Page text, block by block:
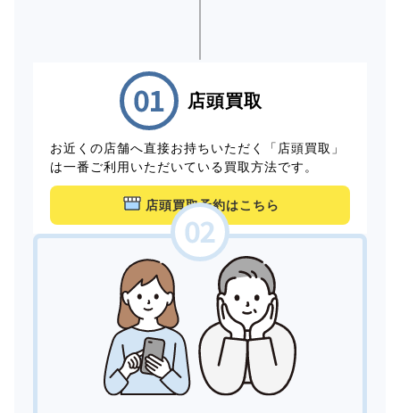
店頭買取
お近くの店舗へ直接お持ちいただく「店頭買取」
は一番ご利用いただいている買取方法です。
店頭買取予約はこちら